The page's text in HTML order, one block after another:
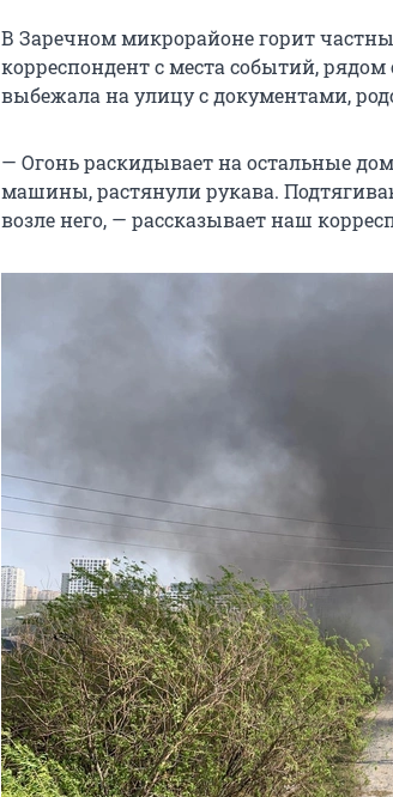
В Заречном микрорайоне горит
корреспондент с места событий,
выбежала на улицу с документами,
— Огонь раскидывает на остальные
машины, растянули рукава.
возле него, — рассказывает наш